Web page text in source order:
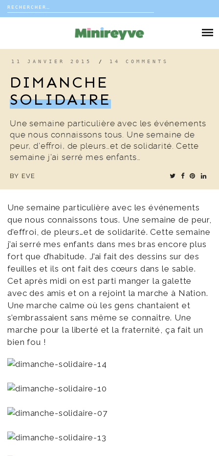
Rechercher :
DÉCO
COUP DE COEUR
11 JANVIER 2015 / 14 COMMENTS
DIMANCHE
SOLIDAIRE
Une semaine particulière avec les événements
que nous connaissons tous. Une semaine de
peur, d’effroi, de pleurs…et de solidarité. Cette
semaine j’ai serré mes enfants…
BY EVE
Une semaine particulière avec les événements
que nous connaissons tous. Une semaine de peur,
d’effroi, de pleurs…et de solidarité. Cette semaine
j’ai serré mes enfants dans mes bras encore plus
fort que d’habitude. J’ai fait des dessins sur des
feuilles et ils ont fait des cœurs dans le sable.
Cet après midi on est parti manger la galette
avec des amis et on a rejoint la marche à Nation.
Une marche calme où les gens chantaient et
s’embrassaient sans même se connaître. Une
marche pour la liberté et la fraternité, ça fait un
bien fou !